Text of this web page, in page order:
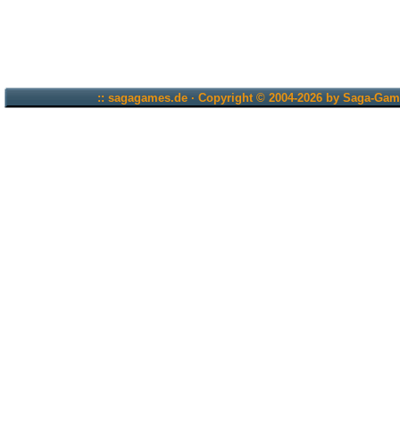
:: sagagames.de · Copyright © 2004-2026 by Saga-